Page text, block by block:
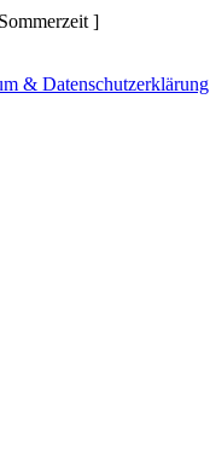
]
& Datenschutzerklärung